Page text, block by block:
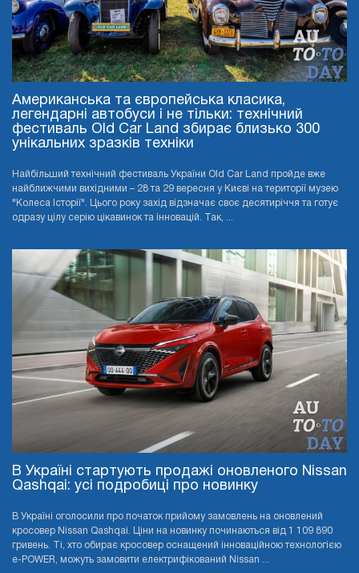
Американська та європейська класика,
легендарні автобуси і не тільки: технічний
фестиваль Old Car Land збирає близько 300
унікальних зразків техніки
Найбільший технічний фестиваль України Old Car Land пройде вже
найближчими вихідними – 28 та 29 вересня у Києві на території музею
"Колеса Історії". Цього року захід відзначає своє десятиріччя та готує
одразу цілу серію цікавинок та інновацій. Так, ...
В Україні стартують продажі оновленого Nissan
Qashqai: усі подробиці про новинку
В Україні оголосили про початок прийому замовлень на оновлений
кросовер Nissan Qashqai. Ціни на новинку починаються від 1 109 890
гривень. Ті, хто обирає кросовер оснащений інноваційною технологією
e-POWER, можуть замовити електрифікований Nissan ...